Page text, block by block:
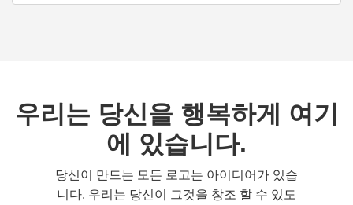
우리는 당신을 행복하게 여기
에 있습니다.
당신이 만드는 모든 로고는 아이디어가 있습
니다. 우리는 당신이 그것을 창조 할 수 있도